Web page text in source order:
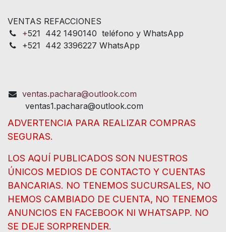
VENTAS REFACCIONES
+521 442 1490140 teléfono y WhatsApp
+521 442 3396227 WhatsApp
ventas.pachara@outlook.com
ventas1.pachara@outlook.com
ADVERTENCIA PARA REALIZAR COMPRAS
SEGURAS.
LOS AQUÍ PUBLICADOS SON NUESTROS
ÚNICOS MEDIOS DE CONTACTO Y CUENTAS
BANCARIAS. NO TENEMOS SUCURSALES, NO
HEMOS CAMBIADO DE CUENTA, NO TENEMOS
ANUNCIOS EN FACEBOOK NI WHATSAPP. NO
SE DEJE SORPRENDER.